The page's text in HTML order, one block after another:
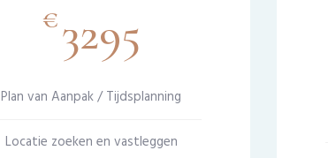
€3295
Plan van Aanpak / Tijdsplanning
Locatie zoeken en vastleggen